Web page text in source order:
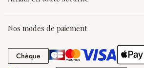
Nos modes de paiement
Chèque Chèque